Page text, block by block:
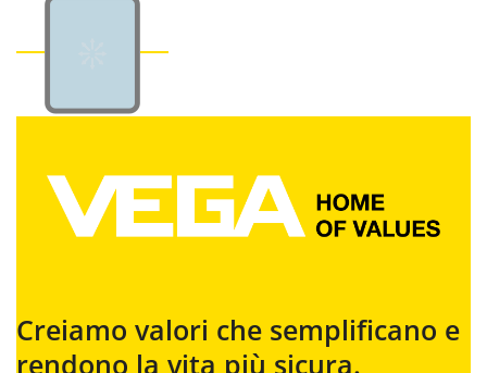
Creiamo valori che semplificano e
rendono la vita più sicura.